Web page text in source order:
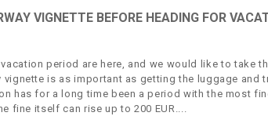
VIGNETTE BEFORE HEADING FOR
period are here, and we would like to take
is as important as getting the luggage and
has for a long time been a period with the most
fine itself can rise up to 200 EUR.